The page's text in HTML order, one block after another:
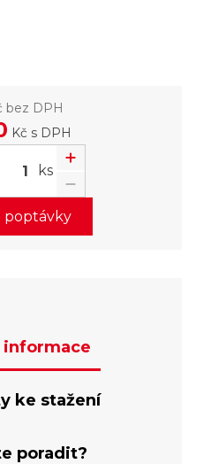
bez DPH
Kč s DPH
ks
poptávky
informace
ke stažení
poradit?